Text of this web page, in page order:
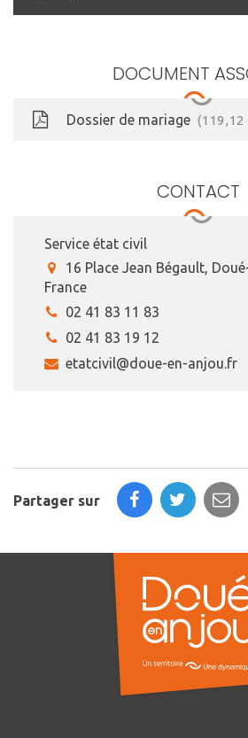
DOCUMENT
Dossier de mariage 119,12
CONTACT
Service état civil
16 Place Jean Bégault,
France
02 41 83 11 83
02 41 83 19 12
etatcivil@doue-en-anjou.fr
Partager sur